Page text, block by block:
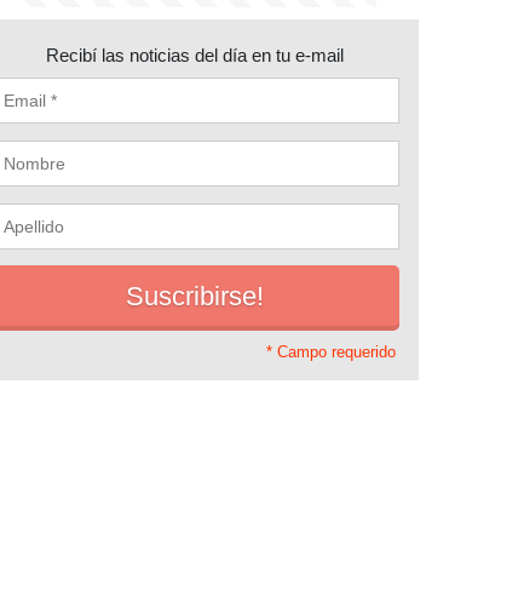
Recibí las noticias del día en tu e-mail
* Campo requerido